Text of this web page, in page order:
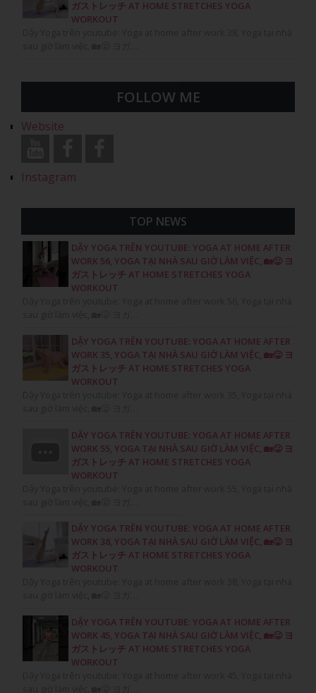
ガストレッチ AT HOME STRETCHES YOGA
WORKOUT
FOLLOW ME
Website
Instagram
TOP NEWS
DẬY YOGA TRÊN YOUTUBE: YOGA AT HOME AFTER
WORK 56, YOGA TẠI NHÀ SAU GIỜ LÀM VIỆC, 🏡😛 ヨ
ガストレッチ AT HOME STRETCHES YOGA
WORKOUT
DẬY YOGA TRÊN YOUTUBE: YOGA AT HOME AFTER
WORK 35, YOGA TẠI NHÀ SAU GIỜ LÀM VIỆC, 🏡😛 ヨ
ガストレッチ AT HOME STRETCHES YOGA
WORKOUT
DẬY YOGA TRÊN YOUTUBE: YOGA AT HOME AFTER
WORK 55, YOGA TẠI NHÀ SAU GIỜ LÀM VIỆC, 🏡😛 ヨ
ガストレッチ AT HOME STRETCHES YOGA
WORKOUT
DẬY YOGA TRÊN YOUTUBE: YOGA AT HOME AFTER
WORK 38, YOGA TẠI NHÀ SAU GIỜ LÀM VIỆC, 🏡😛 ヨ
ガストレッチ AT HOME STRETCHES YOGA
WORKOUT
DẬY YOGA TRÊN YOUTUBE: YOGA AT HOME AFTER
WORK 45, YOGA TẠI NHÀ SAU GIỜ LÀM VIỆC, 🏡😛 ヨ
ガストレッチ AT HOME STRETCHES YOGA
WORKOUT